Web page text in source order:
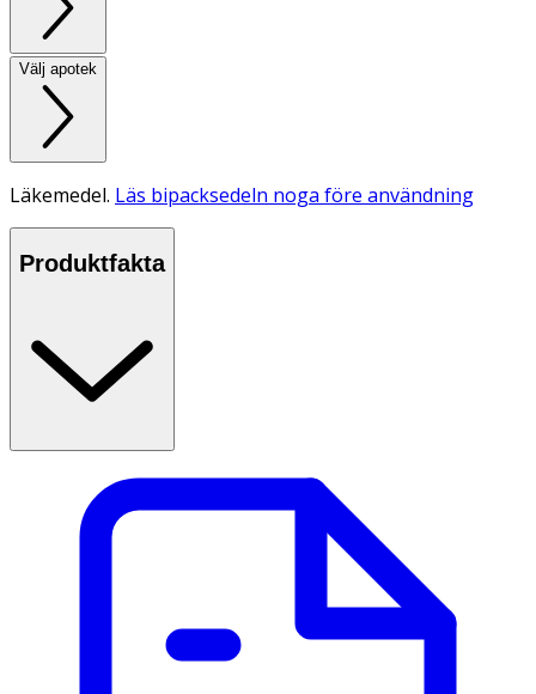
Välj apotek
Läkemedel. Läs bipacksedeln noga före användning
Produktfakta